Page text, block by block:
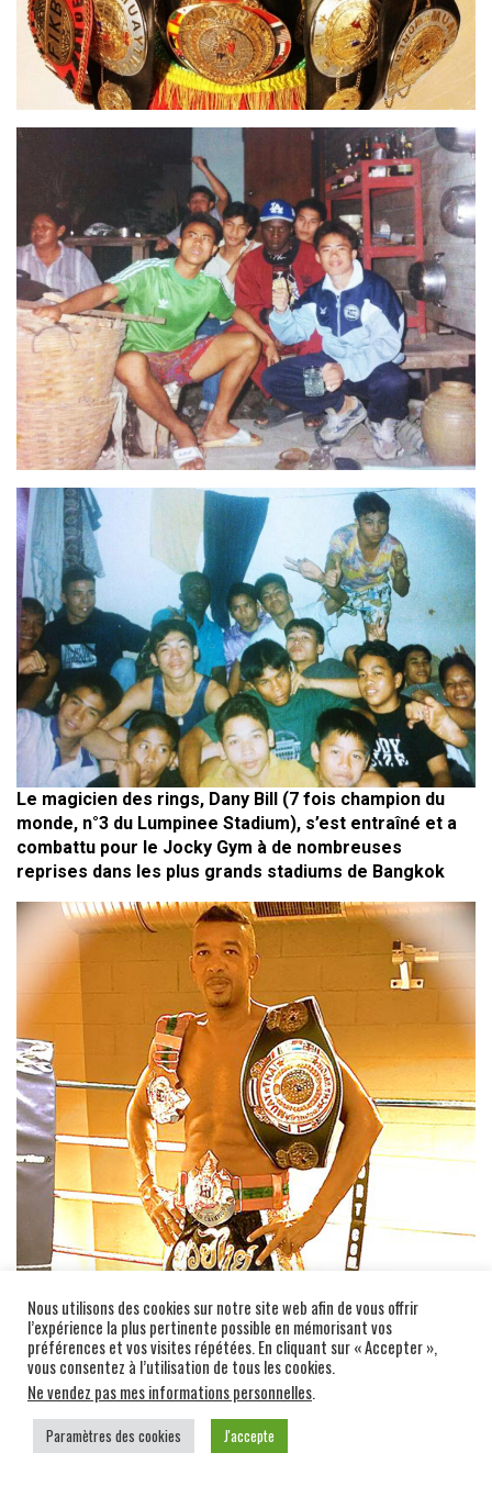
Le magicien des rings, Dany Bill (7 fois champion du
monde, n°3 du Lumpinee Stadium), s’est entraîné et a
combattu pour le Jocky Gym à de nombreuses
reprises dans les plus grands stadiums de Bangkok
Nous utilisons des cookies sur notre site web afin de vous offrir
l’expérience la plus pertinente possible en mémorisant vos
préférences et vos visites répétées. En cliquant sur « Accepter »,
vous consentez à l’utilisation de tous les cookies.
Ne vendez pas mes informations personnelles.
Paramètres des cookies J'accepte